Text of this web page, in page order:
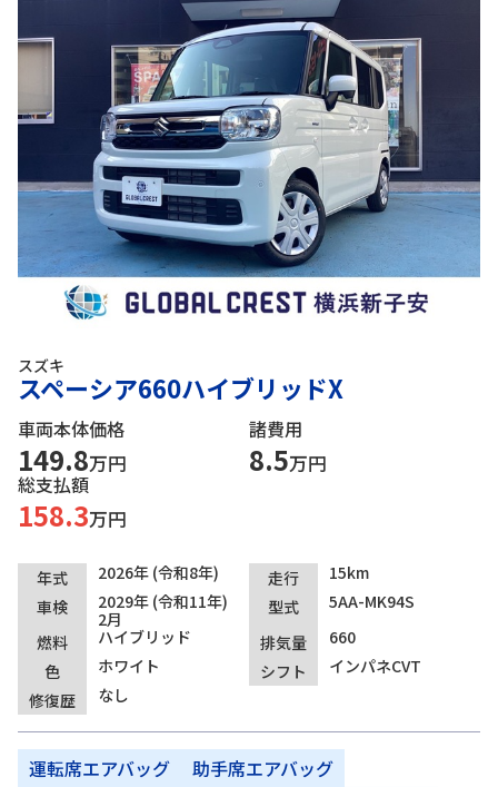
スズキ
スペーシア660ハイブリッドX
車両本体価格
149.8万円
諸費用
8.5万円
総支払額
158.3万円
年式 2026年 (令和8年) 走行
15km
車検
2029年 (令和11年)
2月
型式
5AA-MK94S
燃料
ハイブリッド 排気量
660
色
ホワイト シフト
インパネCVT
修復歴
なし
運転席エアバッグ
助手席エアバッグ